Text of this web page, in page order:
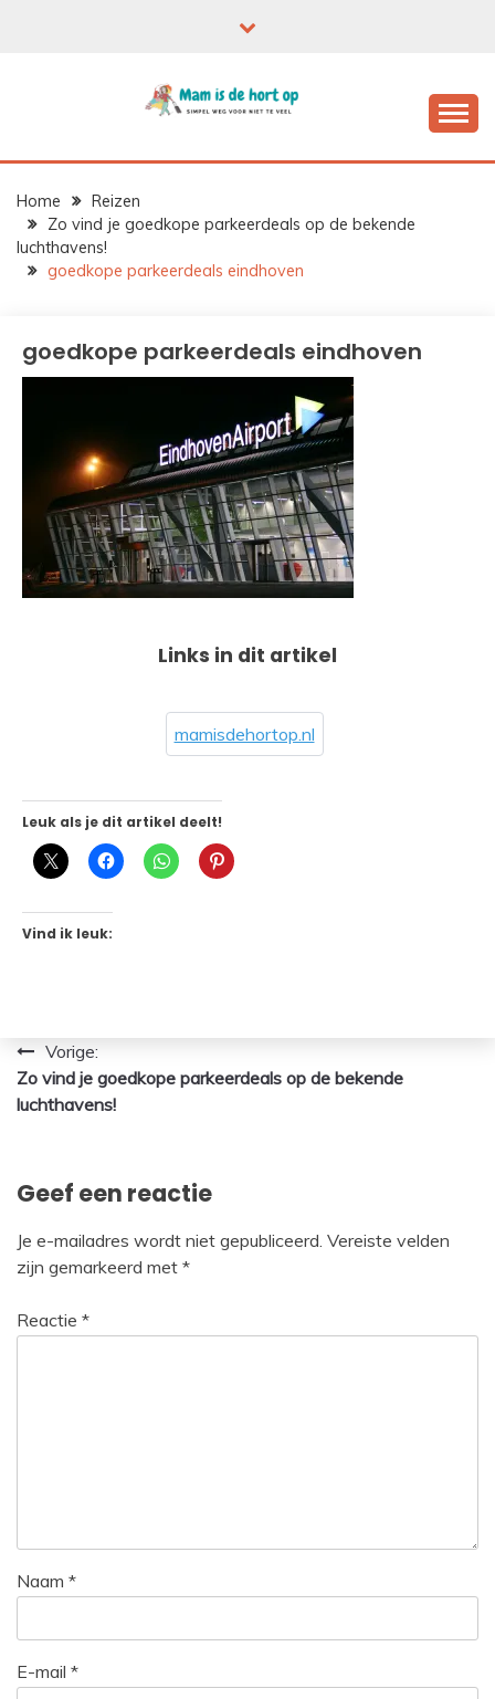
Home
Reizen
Zo vind je goedkope parkeerdeals op de bekende
luchthavens!
goedkope parkeerdeals eindhoven
goedkope parkeerdeals eindhoven
Links in dit artikel
mamisdehortop.nl
Leuk als je dit artikel deelt!
Vind ik leuk:
Bericht
navigatie
Vorige:
Zo vind je goedkope parkeerdeals op de bekende
luchthavens!
Geef een reactie
Je e-mailadres wordt niet gepubliceerd. Vereiste velden
zijn gemarkeerd met *
Reactie *
Naam *
E-mail *